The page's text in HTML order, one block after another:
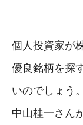
個人投資家が
優良銘柄を探
いのでしょう
中山桂一さん